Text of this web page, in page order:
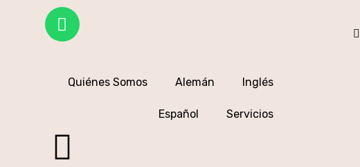
Quiénes Somos Alemán Inglés
Español Servicios